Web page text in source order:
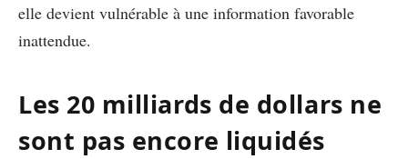
elle devient vulnérable à une information favorable
inattendue.
Les 20 milliards de dollars ne
sont pas encore liquidés